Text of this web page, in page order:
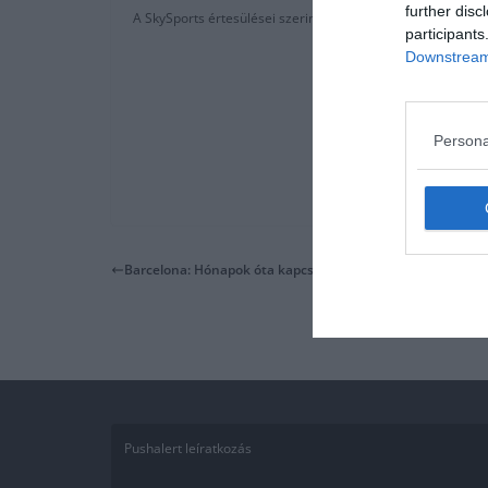
further
A SkySports értesülései szerint az argentin elkívánkozik
Barcelona: Hónapok óta kapcsolatban állnak Guerreiroval
Pushalert leíratkozás